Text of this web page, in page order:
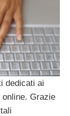
dedicati ai
online. Grazie